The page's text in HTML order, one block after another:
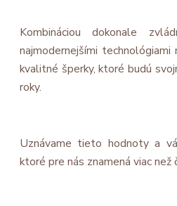
Kombináciou dokonale
najmodernejšími technológiami
kvalitné šperky, ktoré budú
roky.
Uznávame tieto hodnoty a
ktoré pre nás znamená viac než